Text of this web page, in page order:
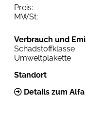
Preis:
MWSt:
Verbrauch und
Schadstoffklasse
Umweltplakette
Standort
Details zum